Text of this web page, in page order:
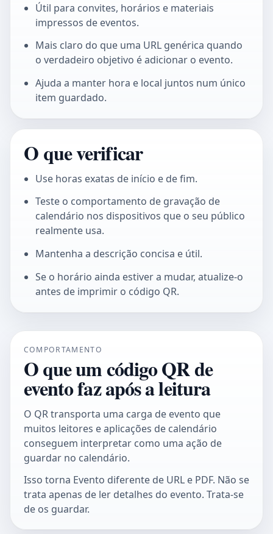
Útil para convites, horários e materiais
impressos de eventos.
Mais claro do que uma URL genérica quando
o verdadeiro objetivo é adicionar o evento.
Ajuda a manter hora e local juntos num único
item guardado.
O que verificar
Use horas exatas de início e de fim.
Teste o comportamento de gravação de
calendário nos dispositivos que o seu público
realmente usa.
Mantenha a descrição concisa e útil.
Se o horário ainda estiver a mudar, atualize-o
antes de imprimir o código QR.
COMPORTAMENTO
O que um código QR de
evento faz após a leitura
O QR transporta uma carga de evento que
muitos leitores e aplicações de calendário
conseguem interpretar como uma ação de
guardar no calendário.
Isso torna Evento diferente de URL e PDF. Não se
trata apenas de ler detalhes do evento. Trata-se
de os guardar.